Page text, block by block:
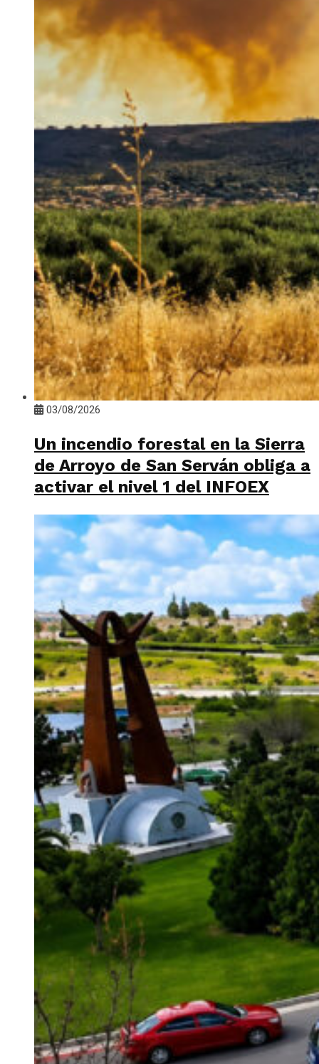
03/08/2026
Un incendio forestal en la Sierra
de Arroyo de San Serván obliga a
activar el nivel 1 del INFOEX